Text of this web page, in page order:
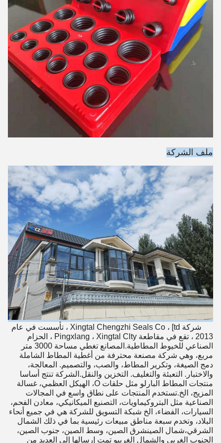
ملف الشركة
شركة Xingtal Chengzhi Seals Co ، [td ، تأسست في عام
2013 ، تقع في مقاطعة Pingxlang ، Xingtal Clty ، الحزام
الصناعي للخيوط المطاطية.المصانع تغطي مساحة 3000 متر
مربع، وهي شركة مصنعة محترفة من أغطية المطاط الشاملة
دمج الصيغة، وتكرير المطاط، والصب، والتصميم. المعالجة،
والاختبار. التعبئة والتغليف. التخزين والنقل.الشركة تنتج أساسا
منتجات المطاط البارلو مثل حلقات O، الهيكل العظمي، غسالة
المزيج، الخ.تستخدم المنتجات على نطاق واسع في المجالات
الصناعية مثل البتروكيماويات، التصنيع الميكانيكي، معادن الفحم،
السيارات، الفضاء، الخ شبكة التسويق للشركة هي في جميع أنحاء
البلاد، وتخدم سبعة مناطق مبيعات رئيسية بما في ذلك الشمال
الشرقي،شمال الصينشرق الصين، وسط الصين، جنوب الصين،
الجنوب الغربي والشمال الغربيو تمت إرسالها إلى العديد من